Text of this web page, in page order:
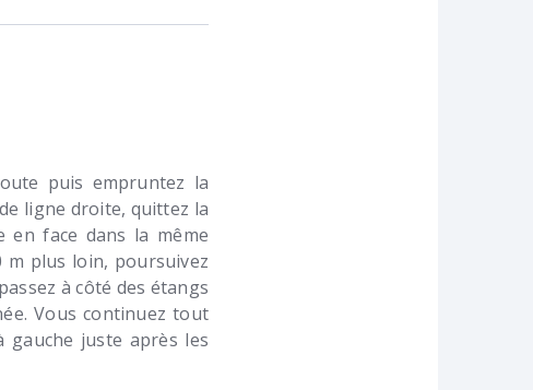
puis empruntez la
ligne droite, quittez la
face dans la même
m plus loin, poursuivez
à côté des étangs
Vous continuez tout
juste après les